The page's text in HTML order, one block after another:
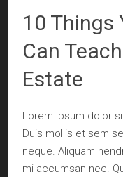
10 Things
Can
Estate
Lorem ipsum dolor
Duis mollis et sem
neque. Aliquam
mi accumsan nec.